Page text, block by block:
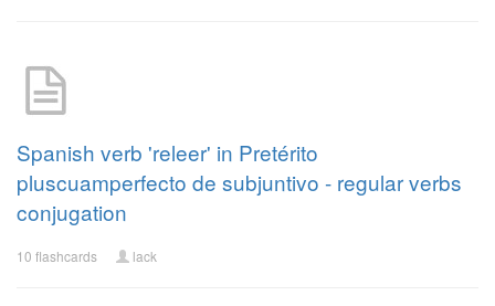
Spanish verb 'releer' in Pretérito
pluscuamperfecto de subjuntivo - regular verbs
conjugation
10 flashcards lack